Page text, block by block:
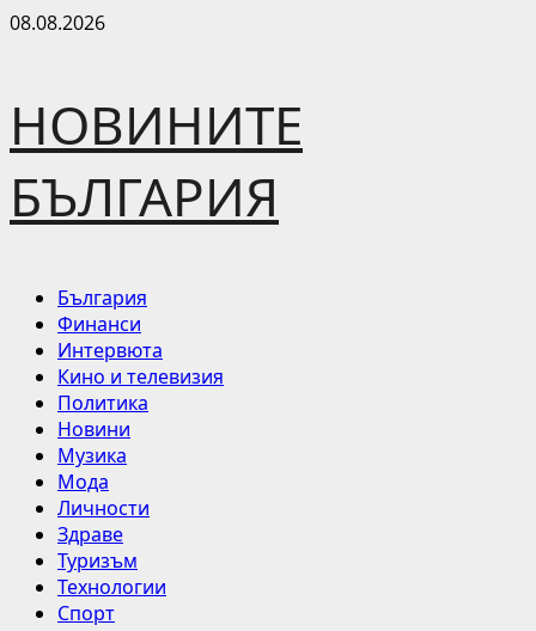
Skip
08.08.2026
НОВИНИТЕ
БЪЛГАРИЯ
Primary
Menu
България
Финанси
Интервюта
Кино и телевизия
Политика
Новини
Музика
Мода
Личности
Здраве
Туризъм
Технологии
Спорт